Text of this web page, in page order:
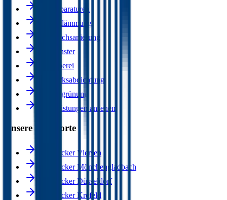
Dachreparaturen
Wärmedämmung
Flachdachsanierung
Dachfenster
Klempnerei
Bauwerksabdichtung
Dachbegrünung
Alle Leistungen ansehen
Unsere Standorte
Dachdecker Viersen
Dachdecker Mönchengladbach
Dachdecker Düsseldorf
Dachdecker Krefeld